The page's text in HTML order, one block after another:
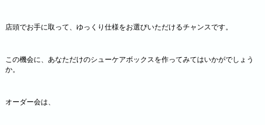
店頭でお手に取って、ゆっくり仕様をお選びいただけるチャンスです。
この機会に、あなただけのシューケアボックスを作ってみてはいかがでしょう
か。
オーダー会は、